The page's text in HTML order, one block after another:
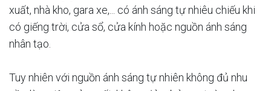
xuất, nhà kho, gara xe,... có ánh sáng tự nhiêu chiếu khi
có giếng trời, cửa sổ, cửa kính hoặc nguồn ánh sáng
nhân tạo.
Tuy nhiên với nguồn ánh sáng tự nhiên không đủ nhu